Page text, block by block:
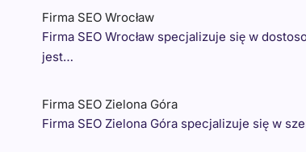
Firma SEO Wrocław
Firma SEO Wrocław specjalizuje się w
jest…
Firma SEO Zielona Góra
Firma SEO Zielona Góra specjalizuje się w